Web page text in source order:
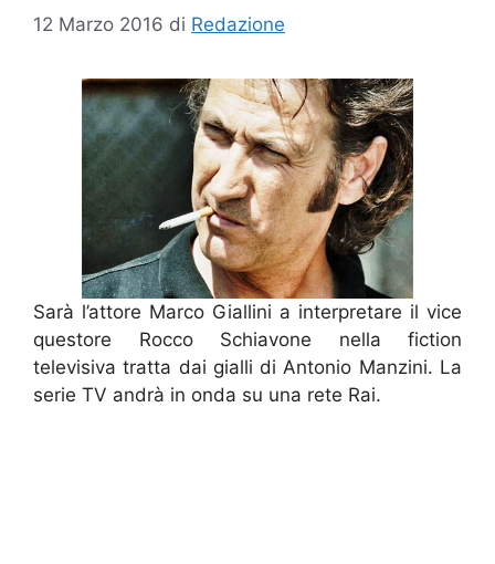
12 Marzo 2016 di Redazione
Sarà l’attore Marco Giallini a interpretare il vice
questore Rocco Schiavone nella fiction
televisiva tratta dai gialli di Antonio Manzini. La
serie TV andrà in onda su una rete Rai.